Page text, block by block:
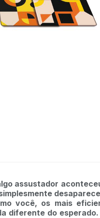
assustador
você, os mais
diferente do